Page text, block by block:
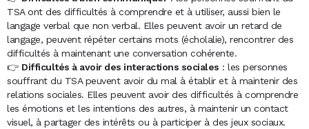
TSA ont des difficultés à comprendre et à utiliser, aussi bien le
langage verbal que non verbal. Elles peuvent avoir un retard de
langage, peuvent répéter certains mots (écholalie), rencontrer des
difficultés à maintenant une conversation cohérente.
👉 Difficultés à avoir des interactions sociales : les personnes
souffrant du TSA peuvent avoir du mal à établir et à maintenir des
relations sociales. Elles peuvent avoir des difficultés à comprendre
les émotions et les intentions des autres, à maintenir un contact
visuel, à partager des intérêts ou à participer à des jeux sociaux.